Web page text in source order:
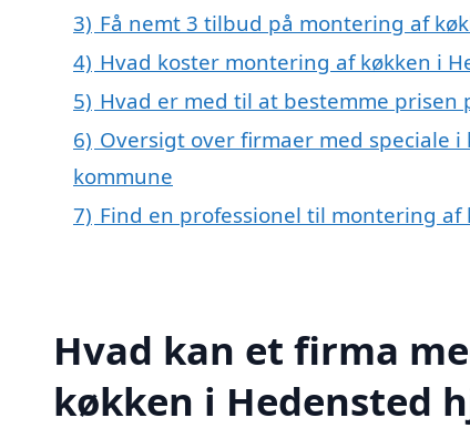
3) Få nemt 3 tilbud på montering af
4) Hvad koster montering af køkken i
5) Hvad er med til at bestemme prisen
6) Oversigt over firmaer med speciale
kommune
7) Find en professionel til montering
Hvad kan et firma
køkken i Hedensted